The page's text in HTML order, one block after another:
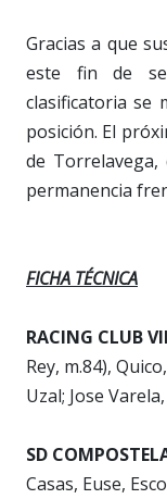
Gracias a que
este fin de
clasificatoria se
posición. El
de
permanencia
FICHA TÉCNICA
RACING CLUB
Rey, m.84),
Uzal; Jose
SD
Casas, Euse,